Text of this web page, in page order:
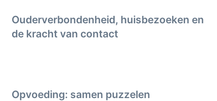
Ouderverbondenheid, huisbezoeken en
de kracht van contact
Opvoeding: samen puzzelen